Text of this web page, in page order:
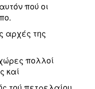
πού οι
αρχές της
πολλοί
καί